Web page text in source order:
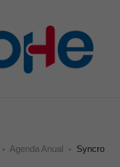
Agenda Anual Syncro